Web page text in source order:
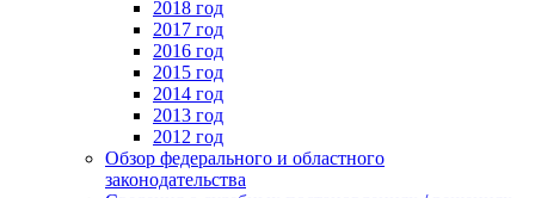
2018 год
2017 год
2016 год
2015 год
2014 год
2013 год
2012 год
Обзор федерального и областного
законодательства